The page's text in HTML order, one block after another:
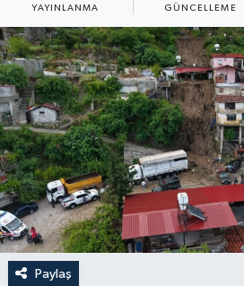
YAYINLANMA GÜNCELLEME
Paylaş
SAĞLIK
SİYASET
GÜNCEL
SPOR
YAŞAM
Yerel